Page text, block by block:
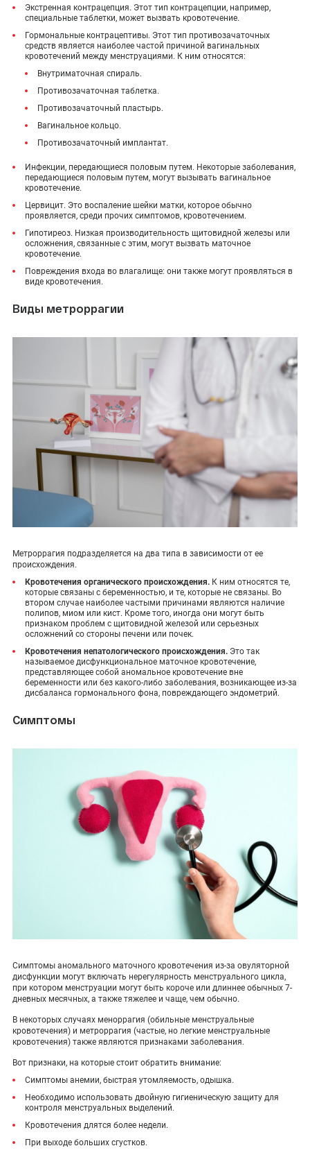
Экстренная контрацепция. Этот тип контрацепции, например,
специальные таблетки, может вызвать кровотечение.
Гормональные контрацептивы. Этот тип противозачаточных
средств является наиболее частой причиной вагинальных
кровотечений между менструациями. К ним относятся:
Внутриматочная спираль.
Противозачаточная таблетка.
Противозачаточный пластырь.
Вагинальное кольцо.
Противозачаточный имплантат.
Инфекции, передающиеся половым путем. Некоторые заболевания,
передающиеся половым путем, могут вызывать вагинальное
кровотечение.
Цервицит. Это воспаление шейки матки, которое обычно
проявляется, среди прочих симптомов, кровотечением.
Гипотиреоз. Низкая производительность щитовидной железы или
осложнения, связанные с этим, могут вызвать маточное
кровотечение.
Повреждения входа во влагалище: они также могут проявляться в
виде кровотечения.
Виды метроррагии
Метроррагия подразделяется на два типа в зависимости от ее
происхождения.
Кровотечения органического происхождения. К ним относятся те,
которые связаны с беременностью, и те, которые не связаны. Во
втором случае наиболее частыми причинами являются наличие
полипов, миом или кист. Кроме того, иногда они могут быть
признаком проблем с щитовидной железой или серьезных
осложнений со стороны печени или почек.
Кровотечения непатологического происхождения. Это так
называемое дисфункциональное маточное кровотечение,
представляющее собой аномальное кровотечение вне
беременности или без какого-либо заболевания, возникающее из-за
дисбаланса гормонального фона, повреждающего эндометрий.
Симптомы
Симптомы аномального маточного кровотечения из-за овуляторной
дисфункции могут включать нерегулярность менструального цикла,
при котором менструации могут быть короче или длиннее обычных 7-
дневных месячных, а также тяжелее и чаще, чем обычно.
В некоторых случаях меноррагия (обильные менструальные
кровотечения) и метроррагия (частые, но легкие менструальные
кровотечения) также являются признаками заболевания.
Вот признаки, на которые стоит обратить внимание:
Симптомы анемии, быстрая утомляемость, одышка.
Необходимо использовать двойную гигиеническую защиту для
контроля менструальных выделений.
Кровотечения длятся более недели.
При выходе больших сгустков.